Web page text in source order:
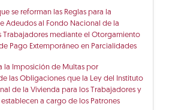
se reforman las Reglas para la
Adeudos al Fondo Nacional de la
Trabajadores mediante el Otorgamiento
Pago Extemporáneo en Parcialidades
la Imposición de Multas por
las Obligaciones que la Ley del Instituto
de la Vivienda para los Trabajadores y
establecen a cargo de los Patrones